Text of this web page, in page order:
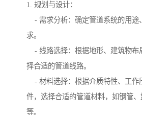
1. 规划与设计：
- 需求分析：确定管道系统的用途
求。
- 线路选择：根据地形、建筑物布
择合适的管道线路。
- 材料选择：根据介质特性、工作
件，选择合适的管道材料，如钢管
等。